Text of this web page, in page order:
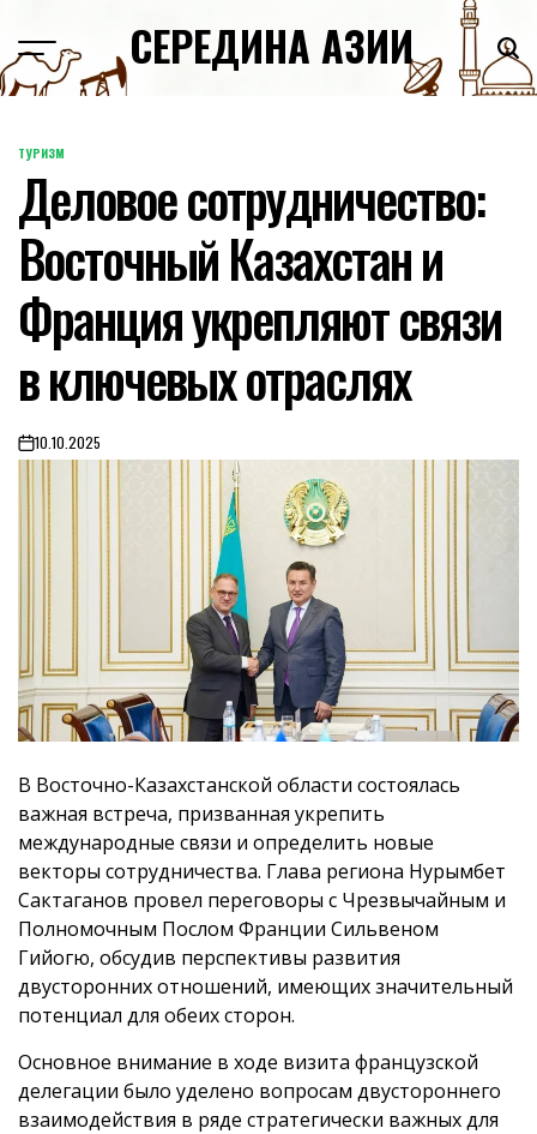
content
СЕРЕДИНА АЗИИ
POSTED
ТУРИЗМ
Деловое сотрудничество:
Восточный Казахстан и
Франция укрепляют связи
в ключевых отраслях
on10.10.2025
В Восточно-Казахстанской области состоялась
важная встреча, призванная укрепить
международные связи и определить новые
векторы сотрудничества. Глава региона Нурымбет
Сактаганов провел переговоры с Чрезвычайным и
Полномочным Послом Франции Сильвеном
Гийогю, обсудив перспективы развития
двусторонних отношений, имеющих значительный
потенциал для обеих сторон.
Основное внимание в ходе визита французской
делегации было уделено вопросам двустороннего
взаимодействия в ряде стратегически важных для